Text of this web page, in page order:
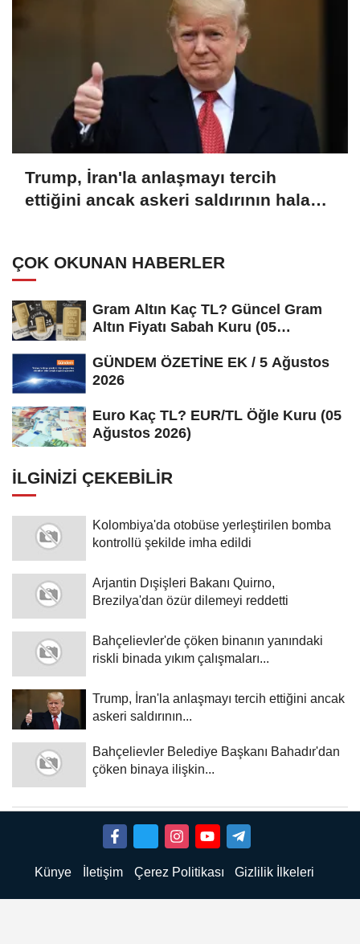
Trump, İran'la anlaşmayı tercih
ettiğini ancak askeri saldırının hala
ÇOK OKUNAN HABERLER
Gram Altın Kaç TL? Güncel Gram
Altın Fiyatı Sabah Kuru (05
GÜNDEM ÖZETİNE EK / 5 Ağustos
2026
Euro Kaç TL? EUR/TL Öğle Kuru (05
Ağustos 2026)
İLGINIZI ÇEKEBILIR
Kolombiya'da otobüse yerleştirilen bomba
kontrollü şekilde imha edildi
Arjantin Dışişleri Bakanı Quirno,
Brezilya'dan özür dilemeyi reddetti
Bahçelievler'de çöken binanın yanındaki
riskli binada yıkım çalışmaları...
Trump, İran'la anlaşmayı tercih ettiğini ancak
askeri saldırının...
Bahçelievler Belediye Başkanı Bahadır'dan
çöken binaya ilişkin...
Künye İletişim Çerez Politikası Gizlilik İlkeleri